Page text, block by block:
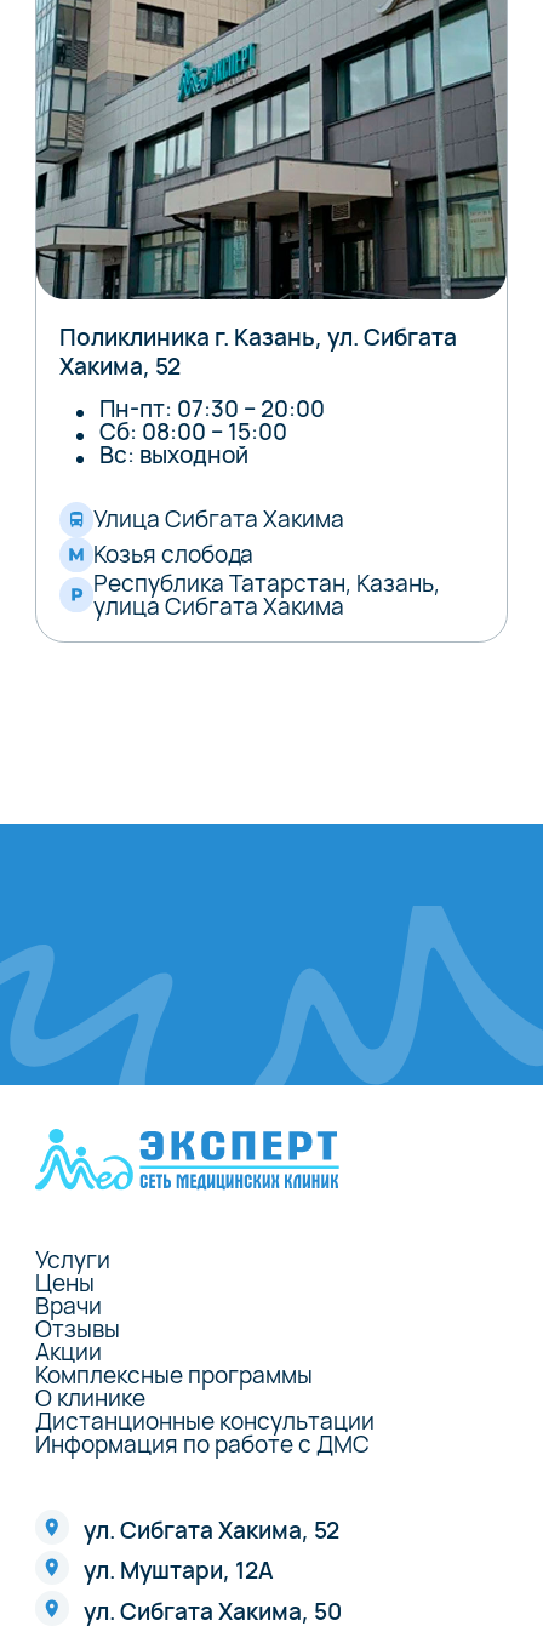
Поликлиника г. Казань, ул. Сибгата
Хакима, 52
Пн-пт: 07:30 – 20:00
Сб: 08:00 – 15:00
Вс: выходной
Улица Сибгата Хакима
Козья слобода
Республика Татарстан, Казань,
улица Сибгата Хакима
Услуги
Цены
Врачи
Отзывы
Акции
Комплексные программы
О клинике
Дистанционные консультации
Информация по работе с ДМС
ул. Сибгата Хакима, 52
ул. Муштари, 12А
ул. Сибгата Хакима, 50